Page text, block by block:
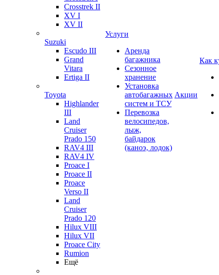
Crosstrek II
XV I
XV II
Suzuki
Escudo III
Grand
Vitara
Ertiga II
Toyota
Highlander
III
Land
Cruiser
Prado 150
RAV4 III
RAV4 IV
Proace I
Proace II
Proace
Verso II
Land
Cruiser
Prado 120
Hilux VIII
Hilux VII
Proace City
Rumion
Ещё
Услуги
Аренда
багажника
Сезонное
хранение
Установка
автобагажных
систем и ТСУ
Перевозка
велосипедов,
лыж,
байдарок
(каноэ, лодок)
Акции
Как